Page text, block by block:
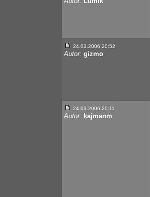
24.03.2006 20:52
Autor: gizmo
24.03.2006 20:11
Autor: kajmanm